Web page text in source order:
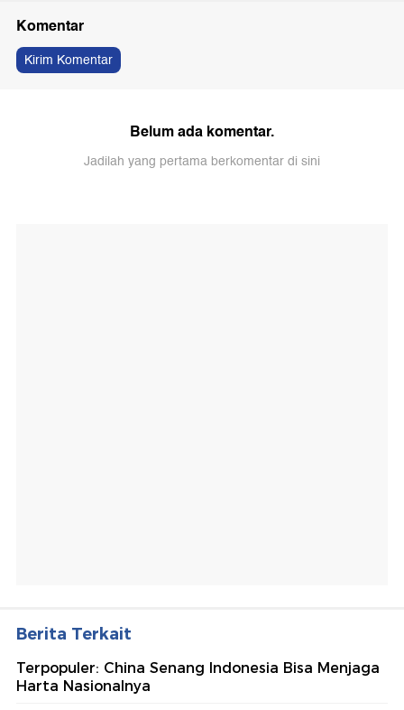
Komentar
Kirim Komentar
Belum ada komentar.
Jadilah yang pertama berkomentar di sini
Berita Terkait
Terpopuler: China Senang Indonesia Bisa Menjaga
Harta Nasionalnya